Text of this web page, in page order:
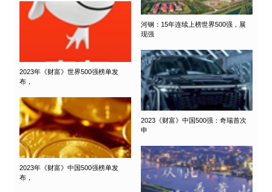
河钢：15年连续上榜世界500强，展
现强
2023年《财富》世界500强榜单发
布，
2023《财富》中国500强：奇瑞首次
申
2023年《财富》中国500强榜单发
布，